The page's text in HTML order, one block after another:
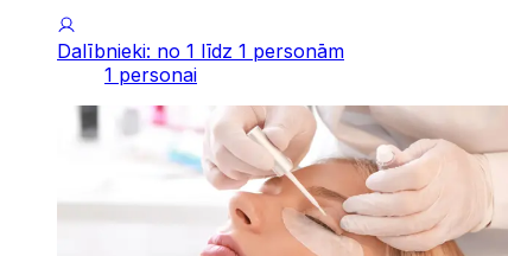
Dalībnieki: no 1 līdz 1 personām
1 personai